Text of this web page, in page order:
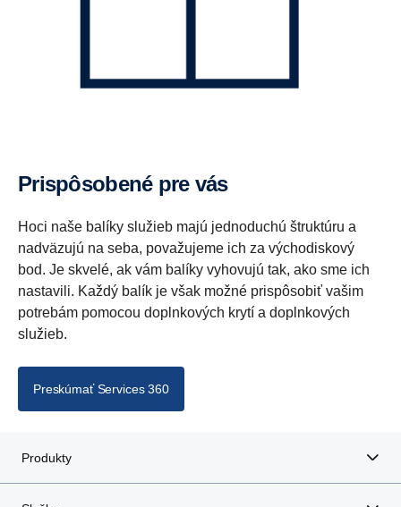
Prispôsobené pre vás
Hoci naše balíky služieb majú jednoduchú štruktúru a
nadväzujú na seba, považujeme ich za východiskový
bod. Je skvelé, ak vám balíky vyhovujú tak, ako sme ich
nastavili. Každý balík je však možné prispôsobiť vašim
potrebám pomocou doplnkových krytí a doplnkových
služieb.
Preskúmať Services 360
Produkty